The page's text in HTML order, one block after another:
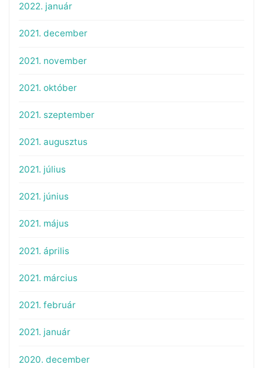
2022. január
2021. december
2021. november
2021. október
2021. szeptember
2021. augusztus
2021. július
2021. június
2021. május
2021. április
2021. március
2021. február
2021. január
2020. december